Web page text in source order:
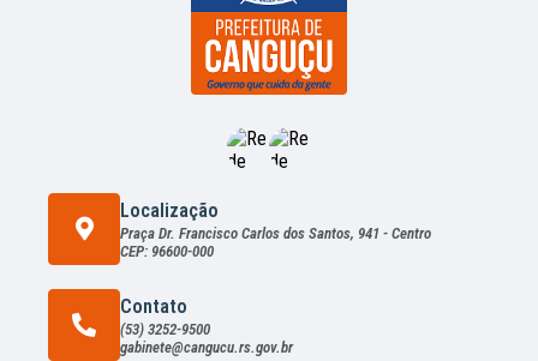
Localização
Praça Dr. Francisco Carlos dos Santos, 941 - Centro
CEP: 96600-000
Contato
(53) 3252-9500
gabinete@cangucu.rs.gov.br